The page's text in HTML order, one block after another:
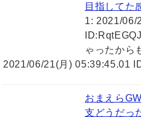
目指してた
1: 2021/06/
ゃったから
2021/06/21(月) 05:39:45.01
おまえら
支どうだっ